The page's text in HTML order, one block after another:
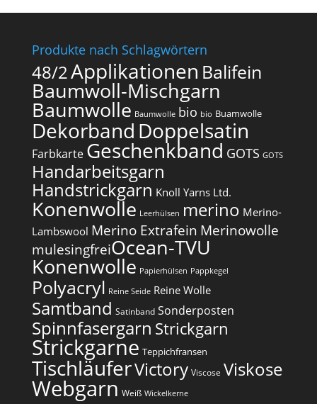
Produkte nach Schlagwörtern
48/2Applikationen Balifein
Baumwoll-Mischgarn
Baumwolle Baumwolle bio bio Buamwolle
Dekorband Doppelsatin
Farbkarte Geschenkband GOTS GOTS
Handarbeitsgarn
Handstrickgarn Knoll Yarns Ltd.
Konenwolle Leerhülsen merino Merino-
Lambswool Merino Extrafein Merinowolle
mulesingfrei​Ocean-TVU
Konenwolle Papierhülsen Pappkegel
Polyacryl Reine Seide Reine Wolle
Samtband Satinband Sonderposten
Spinnfasergarn Strickgarn
Strickgarne Teppichfransen
TischläuferVictory Viscose Viskose
Webgarn Weiß Wickelkerne